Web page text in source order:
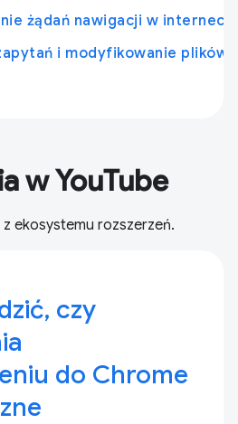
żądań nawigacji w internecie
i modyfikowanie plików
w YouTube
ekosystemu rozszerzeń.
czy
do Chrome